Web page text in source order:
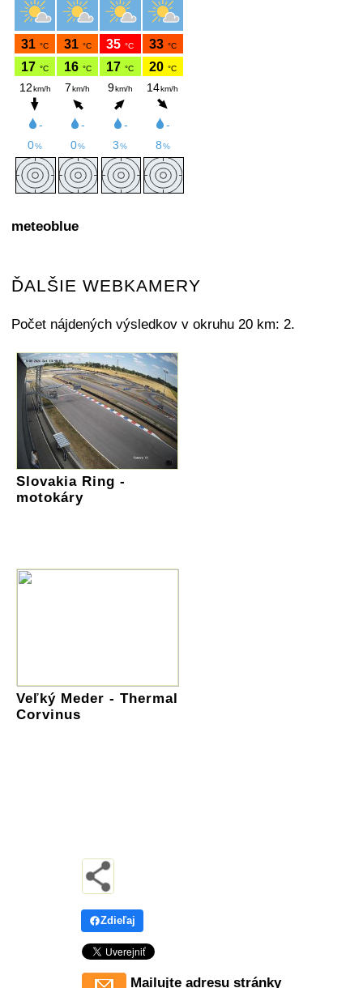
meteoblue
ĎALŠIE WEBKAMERY
Počet nájdených výsledkov v okruhu 20 km: 2.
Slovakia Ring -
motokáry
Veľký Meder - Thermal
Corvinus
Zdieľaj
Mailujte adresu stránky